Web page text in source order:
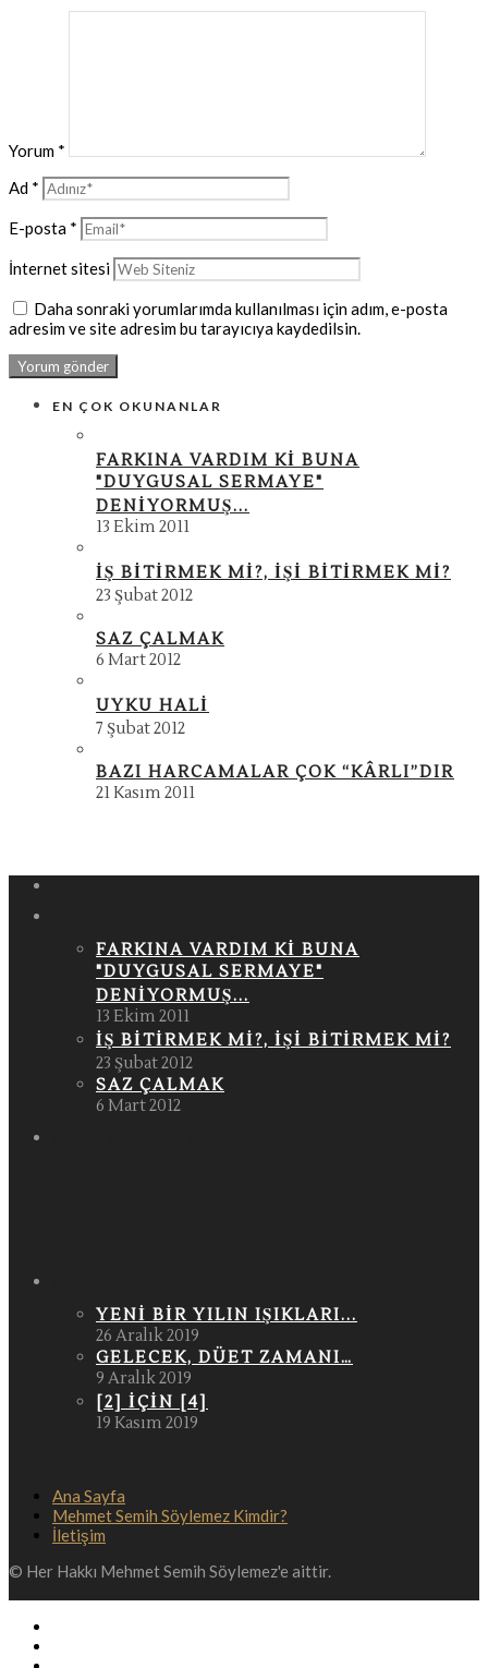
Yorum *
Ad *
E-posta *
İnternet sitesi
Daha sonraki yorumlarımda kullanılması için adım, e-posta
adresim ve site adresim bu tarayıcıya kaydedilsin.
EN ÇOK OKUNANLAR
FARKINA VARDIM KI BUNA
"DUYGUSAL SERMAYE"
DENIYORMUŞ...
13 Ekim 2011
İŞ BITIRMEK MI?, İŞI BITIRMEK MI?
23 Şubat 2012
SAZ ÇALMAK
6 Mart 2012
UYKU HALI
7 Şubat 2012
BAZI HARCAMALAR ÇOK “KÂRLI”DIR
21 Kasım 2011
FARKINA VARDIM KI BUNA
"DUYGUSAL SERMAYE"
DENIYORMUŞ...
13 Ekim 2011
İŞ BITIRMEK MI?, İŞI BITIRMEK MI?
23 Şubat 2012
SAZ ÇALMAK
6 Mart 2012
YENI BIR YILIN IŞIKLARI...
26 Aralık 2019
GELECEK, DÜET ZAMANI…
9 Aralık 2019
[2] IÇIN [4]
19 Kasım 2019
Ana Sayfa
Mehmet Semih Söylemez Kimdir?
İletişim
© Her Hakkı Mehmet Semih Söylemez'e aittir.